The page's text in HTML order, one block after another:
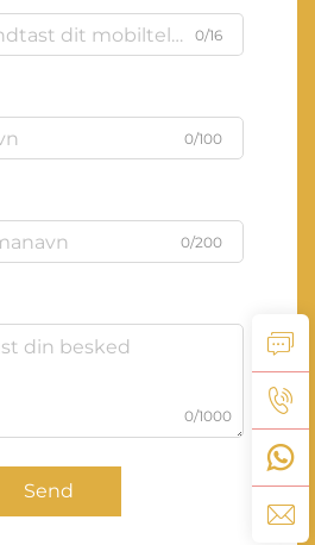
0/16
0/100
0/200
0/1000
Send